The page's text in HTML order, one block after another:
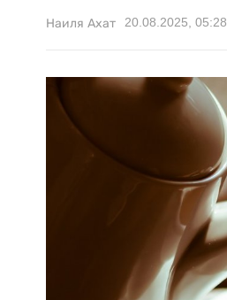
Наиля Ахат 20.08.2025, 05:28